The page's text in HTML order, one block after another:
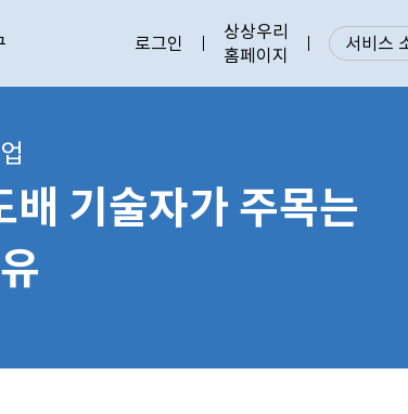
로그인
상상우리
홈페이지
서비스
기술자가 주목는